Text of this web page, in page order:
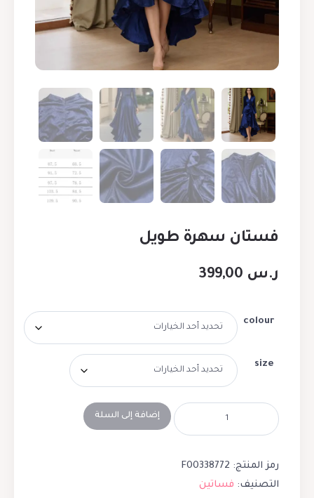
فستان سهرة طويل
ر.س
colour
size
إضافة إلى السلة
رمز المنتج: F00338772
التصنيف: فساتين